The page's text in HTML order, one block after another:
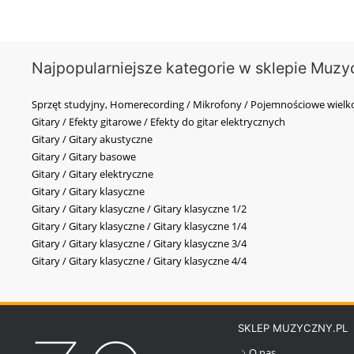
Najpopularniejsze kategorie w sklepie
Sprzęt studyjny, Homerecording / Mikrofony / Pojemnościowe
Gitary / Efekty gitarowe / Efekty do gitar elektrycznych
Gitary / Gitary akustyczne
Gitary / Gitary basowe
Gitary / Gitary elektryczne
Gitary / Gitary klasyczne
Gitary / Gitary klasyczne / Gitary klasyczne 1/2
Gitary / Gitary klasyczne / Gitary klasyczne 1/4
Gitary / Gitary klasyczne / Gitary klasyczne 3/4
Gitary / Gitary klasyczne / Gitary klasyczne 4/4
SKLEP MUZYCZNY.PL